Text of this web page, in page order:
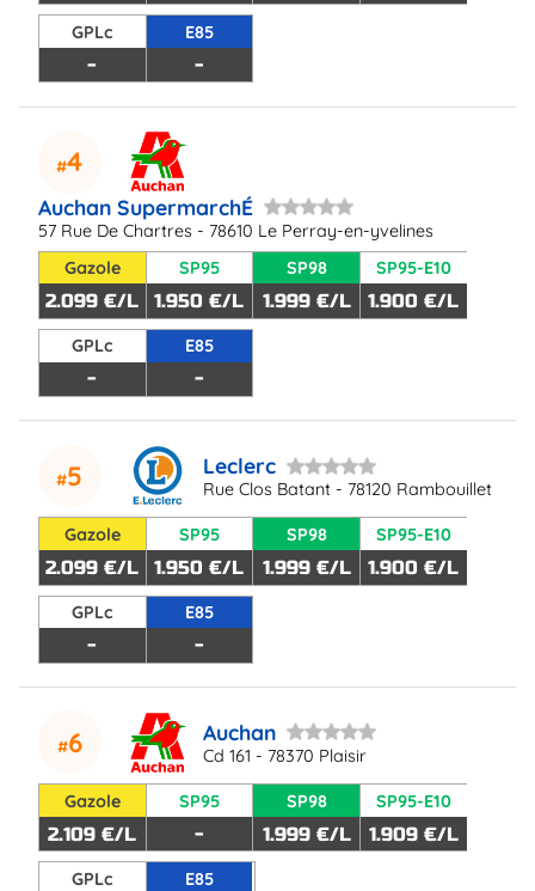
GPLc
-
E85
-
4
Auchan SupermarchÉ
57 Rue De Chartres - 78610 Le Perray-en-yvelines
Gazole
2.099 €/L
SP95
1.950 €/L
SP98
1.999 €/L
SP95-E10
1.900 €/L
GPLc
-
E85
-
5 Leclerc
Rue Clos Batant - 78120 Rambouillet
Gazole
2.099 €/L
SP95
1.950 €/L
SP98
1.999 €/L
SP95-E10
1.900 €/L
GPLc
-
E85
-
6 Auchan
Cd 161 - 78370 Plaisir
Gazole
2.109 €/L
SP95
-
SP98
1.999 €/L
SP95-E10
1.909 €/L
GPLc E85